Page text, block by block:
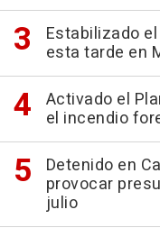
Estabilizado
esta tarde en
Activado el
el incendio
Detenido en
provocar
julio